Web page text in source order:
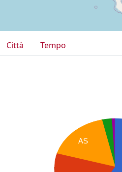
Città
Tempo
AS